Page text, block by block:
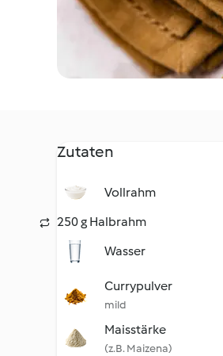
Zutaten
Vollrahm
250 g Halbrahm
Wasser
Currypulver
mild
Maisstärke
(z.B. Maizena)